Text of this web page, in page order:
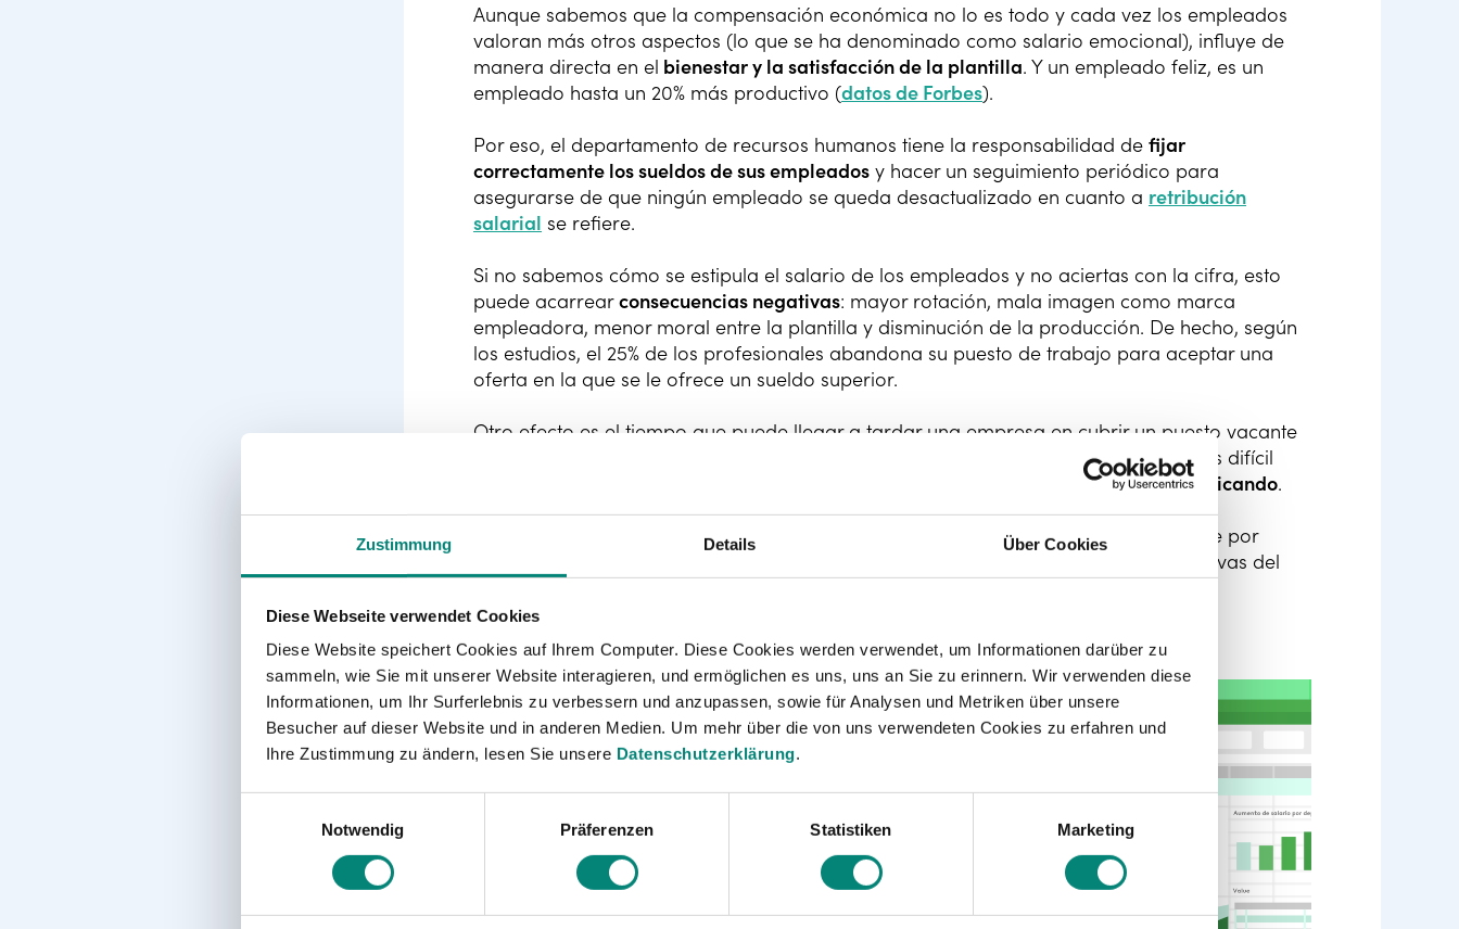
Zustimmung Details Über Cookies
Diese Webseite verwendet Cookies
Diese Website speichert Cookies auf Ihrem Computer. Diese Cookies werden verwendet, um Informationen darüber zu
sammeln, wie Sie mit unserer Website interagieren, und ermöglichen es uns, uns an Sie zu erinnern. Wir verwenden diese
Informationen, um Ihr Surferlebnis zu verbessern und anzupassen, sowie für Analysen und Metriken über unsere
Besucher auf dieser Website und in anderen Medien. Um mehr über die von uns verwendeten Cookies zu erfahren und
Ihre Zustimmung zu ändern, lesen Sie unsere Datenschutzerklärung.
Notwendig
Präferenzen Statistiken Marketing
Aunque sabemos que la compensación económica no lo es todo y cada vez los empleados
valoran más otros aspectos (lo que se ha denominado como salario emocional), influye de
manera directa en el bienestar y la satisfacción de la plantilla. Y un empleado feliz, es un
empleado hasta un 20% más productivo (datos de Forbes).
Por eso, el departamento de recursos humanos tiene la responsabilidad de fijar
correctamente los sueldos de sus empleados y hacer un seguimiento periódico para
asegurarse de que ningún empleado se queda desactualizado en cuanto a retribución
salarial se refiere.
Si no sabemos cómo se estipula el salario de los empleados y no aciertas con la cifra, esto
puede acarrearconsecuencias negativas: mayor rotación, mala imagen como marca
empleadora, menor moral entre la plantilla y disminución de la producción. De hecho, según
los estudios, el 25% de los profesionales abandona su puesto de trabajo para aceptar una
oferta en la que se le ofrece un sueldo superior.
Otro efecto es el tiempo que puede llegar a tardar una empresa en cubrir un puesto vacante
si no está ofreciendo un sueldo competitivo. Cuanto más se alargue el proceso, más difícil
los costes derivados se irán multiplicando.
Por lo tanto, como podemos ver, ofrecer sueldos justos y competitivos es importante por
muchos motivos. Y si la cifra económica no siempre se puede ajustar a las expectativas del
vacaciones o oportunidades de desarrollo profesional.